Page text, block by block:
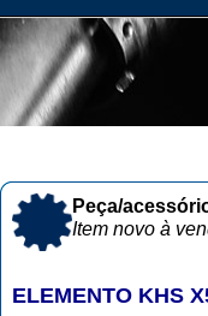
Peça/
Item novo à
ELEMENTO KHS